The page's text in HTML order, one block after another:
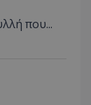
που...